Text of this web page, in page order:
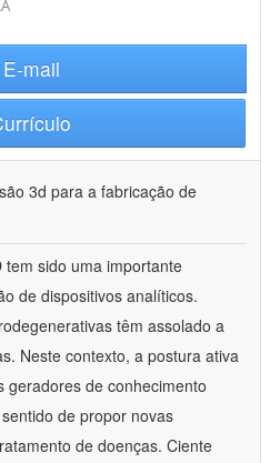
E-mail
3d para a fabricação de
tem sido uma importante
de dispositivos analíticos.
têm assolado a
Neste contexto, a postura ativa
geradores de conhecimento
de propor novas
de doenças. Ciente